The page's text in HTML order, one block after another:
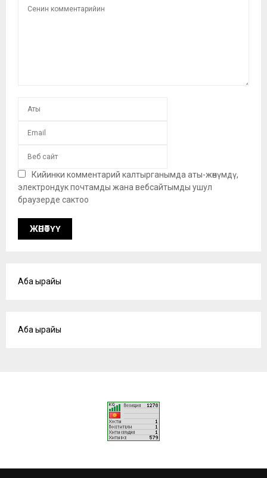
Кийинки комментарий калтырганымда аты-жөнүмдү,
электрондук почтамды жана вебсайтымды ушул
браузерде сактоо
Аба ырайы
Аба ырайы